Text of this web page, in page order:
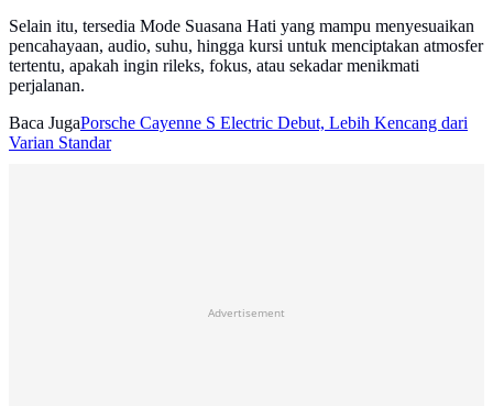
Selain itu, tersedia Mode Suasana Hati yang mampu menyesuaikan
pencahayaan, audio, suhu, hingga kursi untuk menciptakan atmosfer
tertentu, apakah ingin rileks, fokus, atau sekadar menikmati
perjalanan.
Baca JugaPorsche Cayenne S Electric Debut, Lebih Kencang dari
Varian Standar
Advertisement